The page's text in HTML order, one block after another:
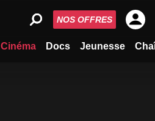
Cinéma Docs Jeunesse
NOS OFFRES